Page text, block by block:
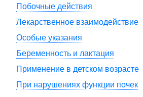
Побочные действия
Лекарственное взаимодействие
Особые указания
Беременность и лактация
Применение в детском возрасте
При нарушениях функции почек